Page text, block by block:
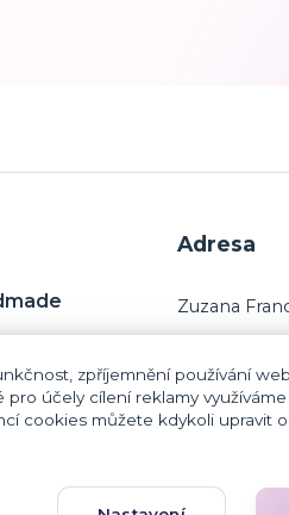
Adresa
Zuzana
29445
IČO:
Francová
zpříjemnění používání
pro účely cílení reklamy
cookies můžete kdykoli upravit